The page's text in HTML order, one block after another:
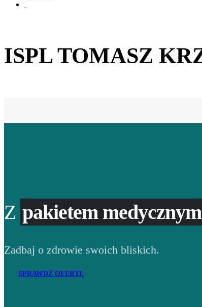
ISPL TOMASZ
Z pakietem medycznym
Zadbaj o zdrowie swoich bliskich.
SPRAWDŹ OFERTĘ